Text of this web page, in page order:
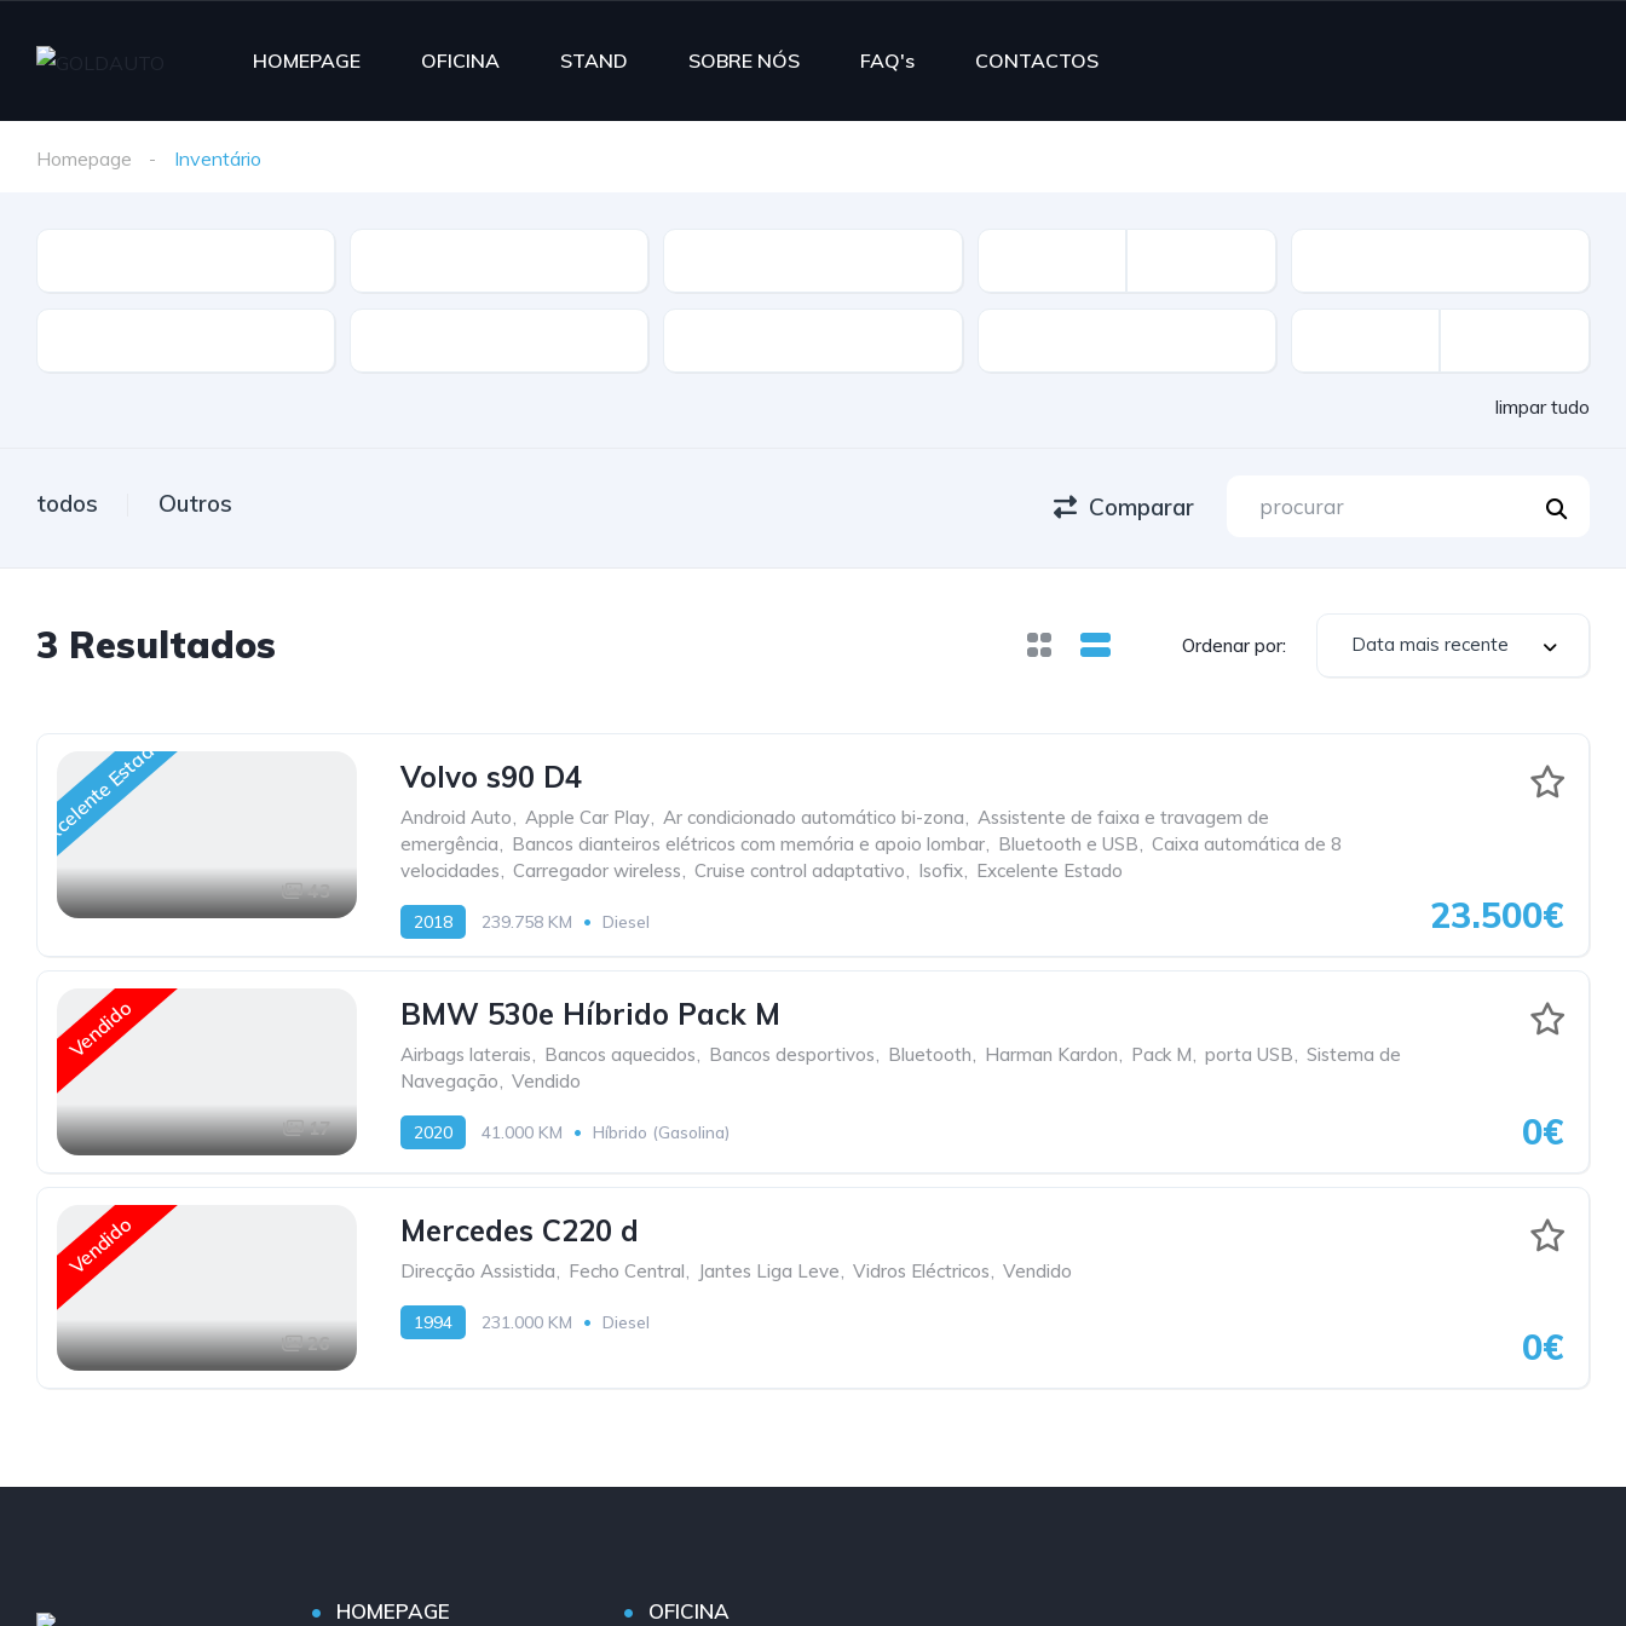
HOMEPAGE OFICINA STAND SOBRE NÓS FAQ's CONTACTOS
Homepage Inventário
limpar tudo
todos Outros Comparar
3 Resultados Ordenar por: Data mais recente
Excelente Estado
43
Volvo s90 D4
Android Auto, Apple Car Play, Ar condicionado automático bi-zona, Assistente de faixa e travagem de
emergência, Bancos dianteiros elétricos com memória e apoio lombar, Bluetooth e USB, Caixa automática de 8
velocidades, Carregador wireless, Cruise control adaptativo, Isofix, Excelente Estado
2018 239.758 KM Diesel 23.500€
Vendido
17
BMW 530e Híbrido Pack M
Airbags laterais, Bancos aquecidos, Bancos desportivos, Bluetooth, Harman Kardon, Pack M, porta USB, Sistema de
Navegação, Vendido
2020 41.000 KM Híbrido (Gasolina) 0€
Vendido
26
Mercedes C220 d
Direcção Assistida Fecho Central Jantes Liga Leve Vidros Eléctricos Vendido
1994 231.000 KM Diesel
0€
HOMEPAGE OFICINA